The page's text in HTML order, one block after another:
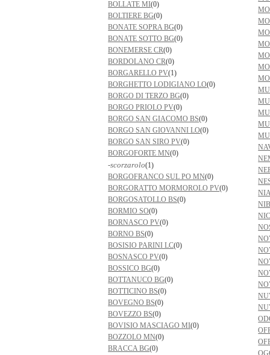
BOLLATE MI(0)
BOLTIERE BG(0)
BONATE SOPRA BG(0)
BONATE SOTTO BG(0)
BONEMERSE CR(0)
BORDOLANO CR(0)
BORGARELLO PV(1)
BORGHETTO LODIGIANO LO(0)
BORGO DI TERZO BG(0)
BORGO PRIOLO PV(0)
BORGO SAN GIACOMO BS(0)
BORGO SAN GIOVANNI LO(0)
BORGO SAN SIRO PV(0)
BORGOFORTE MN(0)
-scorzarolo(1)
BORGOFRANCO SUL PO MN(0)
BORGORATTO MORMOROLO PV(0)
BORGOSATOLLO BS(0)
BORMIO SO(0)
BORNASCO PV(0)
BORNO BS(0)
BOSISIO PARINI LC(0)
BOSNASCO PV(0)
BOSSICO BG(0)
BOTTANUCO BG(0)
BOTTICINO BS(0)
BOVEGNO BS(0)
BOVEZZO BS(0)
BOVISIO MASCIAGO MI(0)
BOZZOLO MN(0)
BRACCA BG(0)